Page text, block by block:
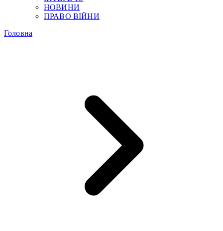
НОВИНИ
ПРАВО ВІЙНИ
Головна